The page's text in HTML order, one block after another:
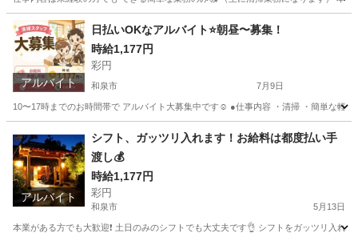
大阪 和泉市 旅館 時給
アルバイト
日払いOKなアルバイト⭐️朝昼〜募集！
時給1,177円
彩円
和泉市 7月9日
10〜17時までのお時間帯で アルバイト大募集中です☺️ ●仕事内容 ・清掃 ・簡単な軽
旅館 時給
アルバイト
シフト、ガッツリ入れます！お給料は都度払い手
渡し💰
時給1,177円
彩円
和泉市 5月13日
本業がある方でも大歓迎❗️ 土日のみのシフトでも大丈夫です👌 シフトをガッツリ入